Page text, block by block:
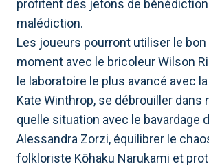
profitent des jetons de
malédiction.
Les joueurs pourront utiliser le bon
moment avec le bricoleur Wilson
le laboratoire le plus avancé avec
Kate Winthrop, se débrouiller dans
quelle situation avec le bavardage
Alessandra Zorzi, équilibrer le
folkloriste Kōhaku Narukami et